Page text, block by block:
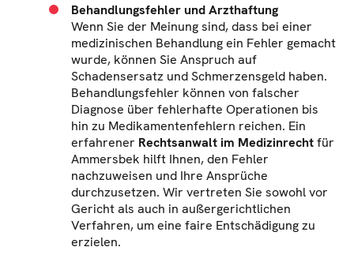
Behandlungsfehler und Arzthaftung
Wenn Sie der Meinung sind, dass bei einer
medizinischen Behandlung ein Fehler gemacht
wurde, können Sie Anspruch auf
Schadensersatz und Schmerzensgeld haben.
Behandlungsfehler können von falscher
Diagnose über fehlerhafte Operationen bis
hin zu Medikamentenfehlern reichen. Ein
erfahrener Rechtsanwalt im Medizinrechtfür
Ammersbek hilft Ihnen, den Fehler
nachzuweisen und Ihre Ansprüche
durchzusetzen. Wir vertreten Sie sowohl vor
Gericht als auch in außergerichtlichen
Verfahren, um eine faire Entschädigung zu
erzielen.